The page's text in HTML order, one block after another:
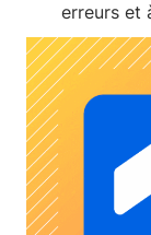
erreurs et